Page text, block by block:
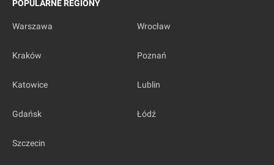
POPULARNE REGIONY
Warszawa Wrocław
Kraków Poznań
Katowice Lublin
Gdańsk Łódź
Szczecin